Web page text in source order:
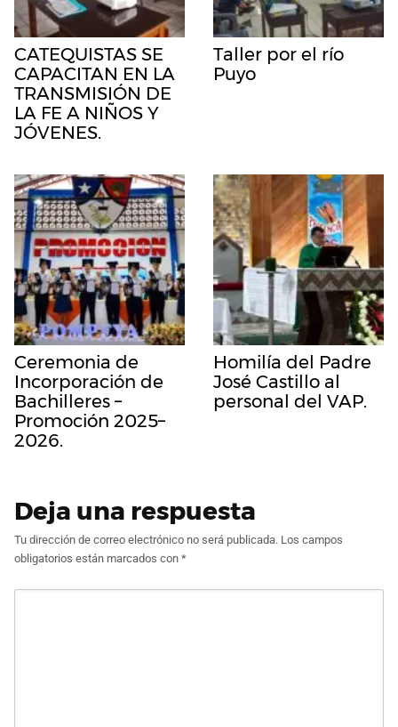
CATEQUISTAS SE
CAPACITAN EN LA
TRANSMISIÓN DE
LA FE A NIÑOS Y
JÓVENES.
Taller por el río
Puyo
Ceremonia de
Incorporación de
Bachilleres –
Promoción 2025–
2026.
Homilía del Padre
José Castillo al
personal del VAP.
Deja una respuesta
Tu dirección de correo electrónico no será publicada. Los campos
obligatorios están marcados con *